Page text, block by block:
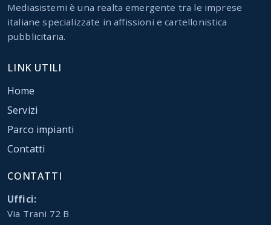
Mediasistemi è una realta emergente tra le imprese
italiane specializzate in affissioni e cartellonistica
pubblicitaria.
LINK UTILI
Home
Servizi
Parco impianti
Contatti
CONTATTI
Uffici:
Via Trani 72 B